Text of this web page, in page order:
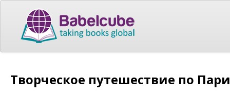
Творческое путешествие по